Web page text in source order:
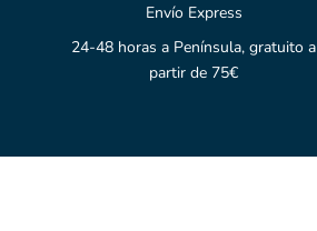
Envío Express
24-48 horas a Península, gratuito a
partir de 75€